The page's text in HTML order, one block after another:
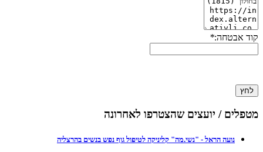
קוד אבטחה:*
לחץ
מטפלים / יועצים שהצטרפו לאחרונה
נועה הראל - "נשי.מה" קליניקה לטיפול גוף נפש בנשים בהרצליה